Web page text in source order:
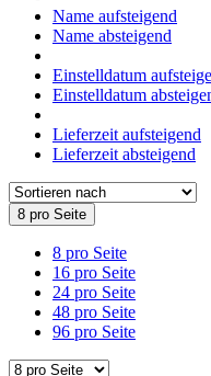
Name aufsteigend
Name absteigend
Einstelldatum
Einstelldatum
Lieferzeit aufsteigend
Lieferzeit absteigend
8 pro Seite
8 pro Seite
16 pro Seite
24 pro Seite
48 pro Seite
96 pro Seite